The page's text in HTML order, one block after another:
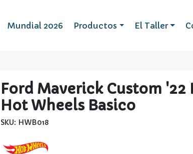
Mundial 2026 Productos El Taller
Ford Maverick Custom
Hot Wheels Basico
SKU: HWB018